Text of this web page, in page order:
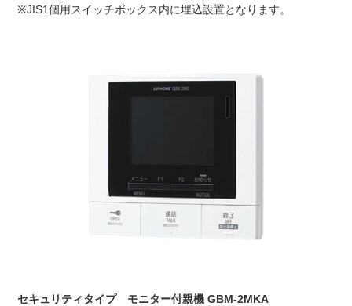
※JIS1個用スイッチボックス内に埋込設置となります。
セキュリティタイプ モニター付親機 GBM-2MKA